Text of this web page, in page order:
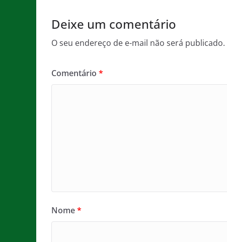
k
Deixe um comentário
O seu endereço de e-mail não será publicado.
Comentário *
Nome*